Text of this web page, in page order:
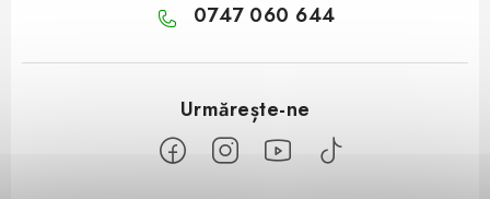
0747 060 644